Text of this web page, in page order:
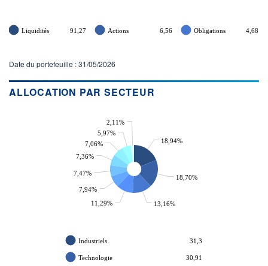
Liquidités 91,27 Actions 6,56 Obligations 4,68
Date du portefeuille : 31/05/2026
ALLOCATION PAR SECTEUR
18,94%
18,70%
13,16%
11,29%
7,94%
7,47%
7,36%
7,06%
5,97%
2,11%
Industriels 31,3
Technologie 30,91